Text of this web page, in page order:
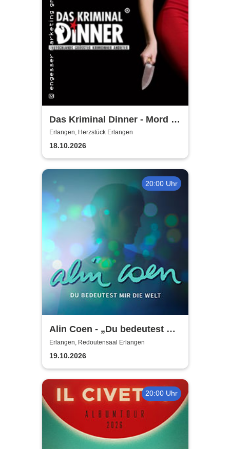
Das Kriminal Dinner - Mord &
Tod - im Gasthof zur
Zapfsäule
Erlangen, Herzstück Erlangen
18.10.2026
20:00 Uhr
Alin Coen - „Du bedeutest mir
die Welt“-Tour
Erlangen, Redoutensaal Erlangen
19.10.2026
20:00 Uhr